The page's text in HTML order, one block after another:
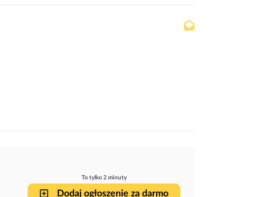
To tylko 2 minuty
Dodaj ogłoszenie za darmo